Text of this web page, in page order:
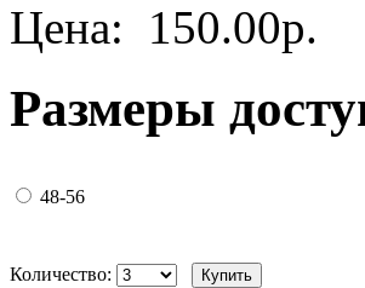
Цена: 150.00р.
Размеры
48-56
Количество: